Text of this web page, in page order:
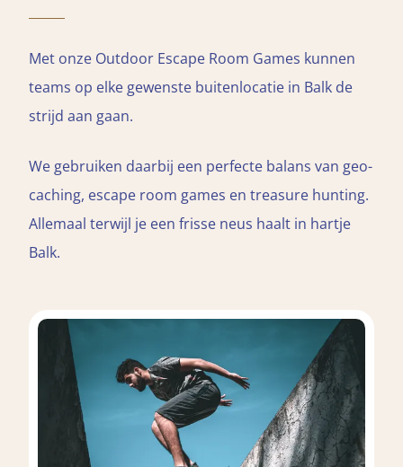
Met onze Outdoor Escape Room Games kunnen
teams op elke gewenste buitenlocatie in Balk de
strijd aan gaan.
We gebruiken daarbij een perfecte balans van geo-
caching, escape room games en treasure hunting.
Allemaal terwijl je een frisse neus haalt in hartje
Balk.